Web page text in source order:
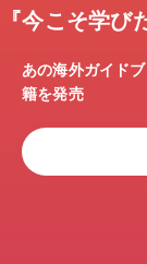
『今こそ学
あの海外ガイド
籍を発売